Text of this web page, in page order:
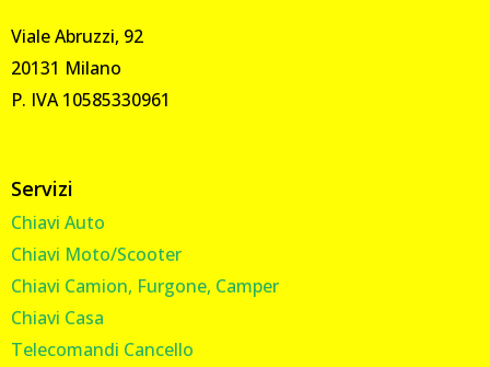
Viale Abruzzi, 92
20131 Milano
P. IVA 10585330961
Servizi
Chiavi Auto
Chiavi Moto/Scooter
Chiavi Camion, Furgone, Camper
Chiavi Casa
Telecomandi Cancello